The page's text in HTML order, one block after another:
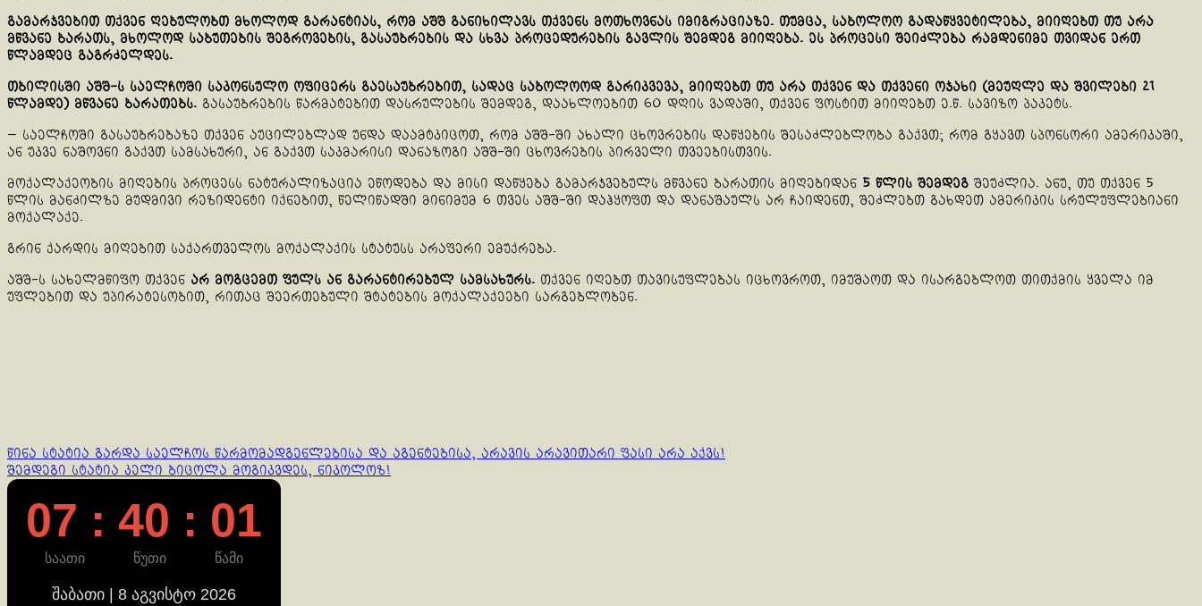
გამარჯვებით თქვენ ღებულობთ მხოლოდ გარანტიას, რომ აშშ განიხილავს თქვენს მოთხოვნას იმიგრაციაზე. თუმცა, საბოლოო გადაწყვეტილება, მიიღებთ თუ არა
მწვანე ბარათს, მხოლოდ საბუთების შეგროვების, გასაუბრების და სხვა პროცედურების გავლის შემდეგ მიიღება. ეს პროცესი შეიძლება რამდენიმე თვიდან ერთ
წლამდეც გაგრძელდეს.
თბილისში აშშ-ს საელჩოში საკონსულო ოფიცერს გაესაუბრებით, სადაც საბოლოოდ გარიკვევა, მიიღებთ თუ არა თქვენ და თქვენი ოჯახი (მეუღლე და შვილები 21
წლამდე) მწვანე ბარათებს. გასაუბრების წარმატებით დასრულების შემდეგ, დაახლოებით 60 დღის ვადაში, თქვენ ფოსტით მიიღებთ ე.წ. სავიზო პაკეტს.
— საელჩოში გასაუბრებაზე თქვენ აუცილებლად უნდა დაამტკიცოთ, რომ აშშ-ში ახალი ცხოვრების დაწყების შესაძლებლობა გაქვთ; რომ გყავთ სპონსორი ამერიკაში,
ან უკვე ნაშოვნი გაქვთ სამსახური, ან გაქვთ საკმარისი დანაზოგი აშშ-ში ცხოვრების პირველი თვეებისთვის.
მოქალაქეობის მიღების პროცესს ნატურალიზაცია ეწოდება და მისი დაწყება გამარჯვებულს მწვანე ბარათის მიღებიდან 5 წლის შემდეგ შეუძლია. ანუ, თუ თქვენ 5
წლის მანძილზე მუდმივი რეზიდენტი იქნებით, წელიწადში მინიმუმ 6 თვეს აშშ-ში დაჰყოფთ და დანაშაულს არ ჩაიდენთ, შეძლებთ გახდეთ ამერიკის სრულუფლებიანი
მოქალაქე.
გრინ ქარდის მიღებით საქართველოს მოქალაქის სტატუსს არაფერი ემუქრება.
აშშ-ს სახელმწიფო თქვენ არ მოგცემთ ფულს ან გარანტირებულ სამსახურს. თქვენ იღებთ თავისუფლებას იცხოვროთ, იმუშაოთ და ისარგებლოთ თითქმის ყველა იმ
უფლებით და უპირატესობით, რითაც შეერთებული შტატების მოქალაქეები სარგებლობენ.
Continue
Reading
წინა სტატია გარდა საელჩოს წარმომადგენლებისა და აგენტებისა, არავის არავითარი ფასი არა აქვს!
შემდეგი სტატია კელი ბიცოლა მოგიკვდეს, ნიკოლოზ!
07 : 40 : 02
საათი წუთი წამი
შაბათი | 8 აგვისტო 2026